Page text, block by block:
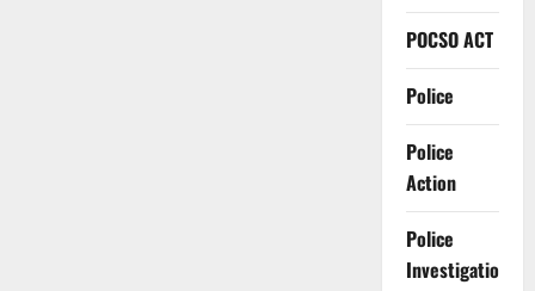
POCSO ACT
Police
Police
Action
Police
Investigation